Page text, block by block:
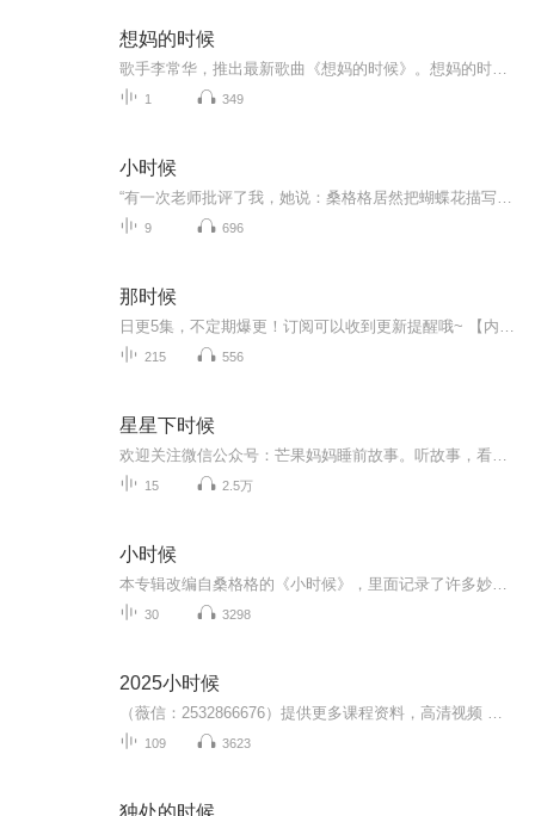
想妈的时候
1 349
小时候
9 696
那时候
215 556
星星下时候
15 2.5万
小时候
30 3298
2025小时候
109 3623
独处的时候